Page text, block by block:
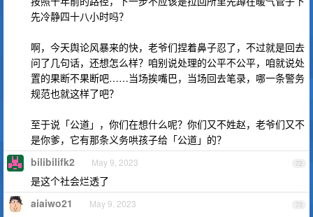
先冷静四十八小时吗？
啊，今天舆论风暴来的快，老爷们捏着鼻子忍了，不过就是回去
问了几句话，还想怎么样？咱别说处理的公平不公平，咱就说处
置的果断不果断吧……当场挨嘴巴，当场回去笔录，哪一条警务
规范也就这样了吧？
至于说「公道」，你们在想什么呢？你们又不姓赵，老爷们又不
是你爹，它有那条义务哄孩子给「公道」的？
72
bilibilifk2 May 9, 2023
是这个社会烂透了
73
aiaiwo21 May 9, 2023